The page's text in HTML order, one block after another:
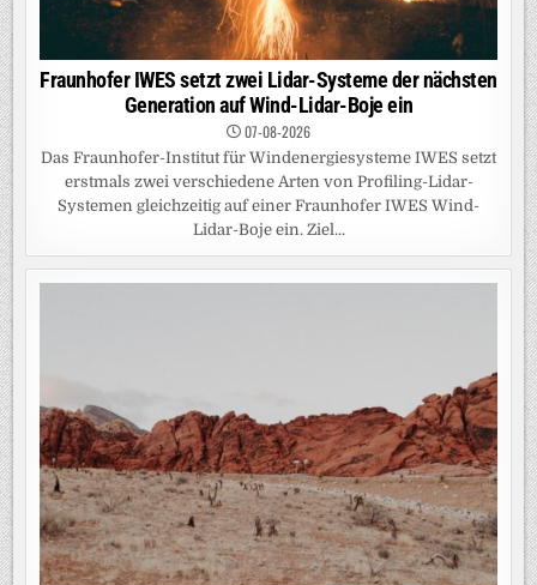
Fraunhofer IWES setzt zwei Lidar-Systeme der nächsten
Generation auf Wind-Lidar-Boje ein
07-08-2026
Das Fraunhofer-Institut für Windenergiesysteme IWES setzt
erstmals zwei verschiedene Arten von Profiling-Lidar-
Systemen gleichzeitig auf einer Fraunhofer IWES Wind-
Lidar-Boje ein. Ziel...